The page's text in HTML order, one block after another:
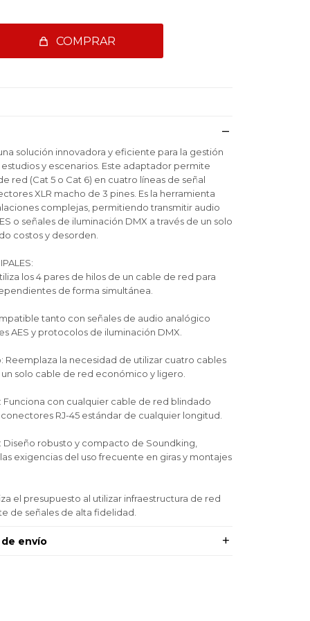
COMPRAR
solución innovadora y eficiente para la gestión
y escenarios. Este adaptador permite
red (Cat 5 o Cat 6) en cuatro líneas de señal
XLR macho de 3 pines. Es la herramienta
complejas, permitiendo transmitir audio
o señales de iluminación DMX a través de un solo
costos y desorden.
los 4 pares de hilos de un cable de red para
de forma simultánea.
tanto con señales de audio analógico
AES y protocolos de iluminación DMX.
Reemplaza la necesidad de utilizar cuatro cables
solo cable de red económico y ligero.
Funciona con cualquier cable de red blindado
RJ-45 estándar de cualquier longitud.
Diseño robusto y compacto de Soundking,
exigencias del uso frecuente en giras y montajes
el presupuesto al utilizar infraestructura de red
de señales de alta fidelidad.
envío